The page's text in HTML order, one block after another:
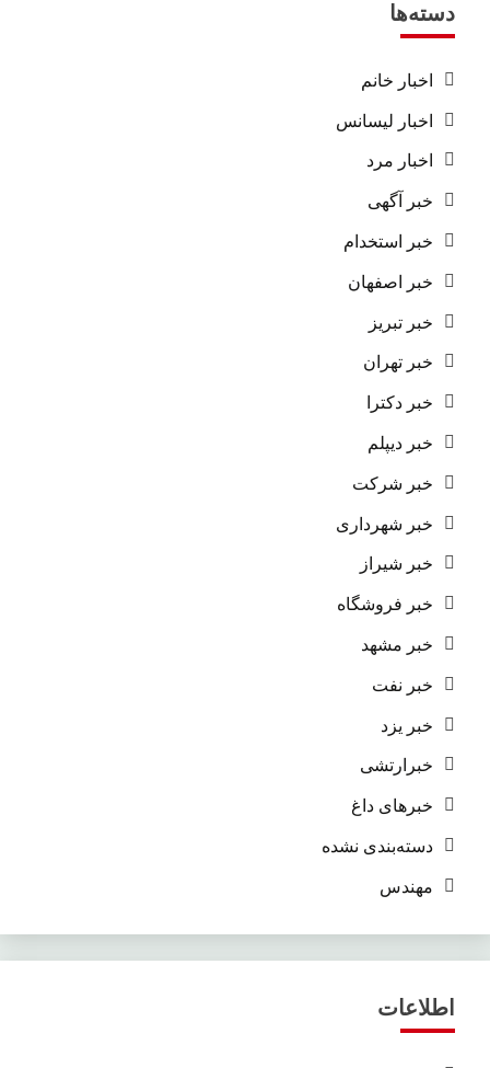
دسته‌ها
اخبار خانم
اخبار لیسانس
اخبار مرد
خبر آگهی
خبر استخدام
خبر اصفهان
خبر تبریز
خبر تهران
خبر دکترا
خبر دیپلم
خبر شرکت
خبر شهرداری
خبر شیراز
خبر فروشگاه
خبر مشهد
خبر نفت
خبر یزد
خبرارتشی
خبرهای داغ
دسته‌بندی نشده
مهندس
اطلاعات